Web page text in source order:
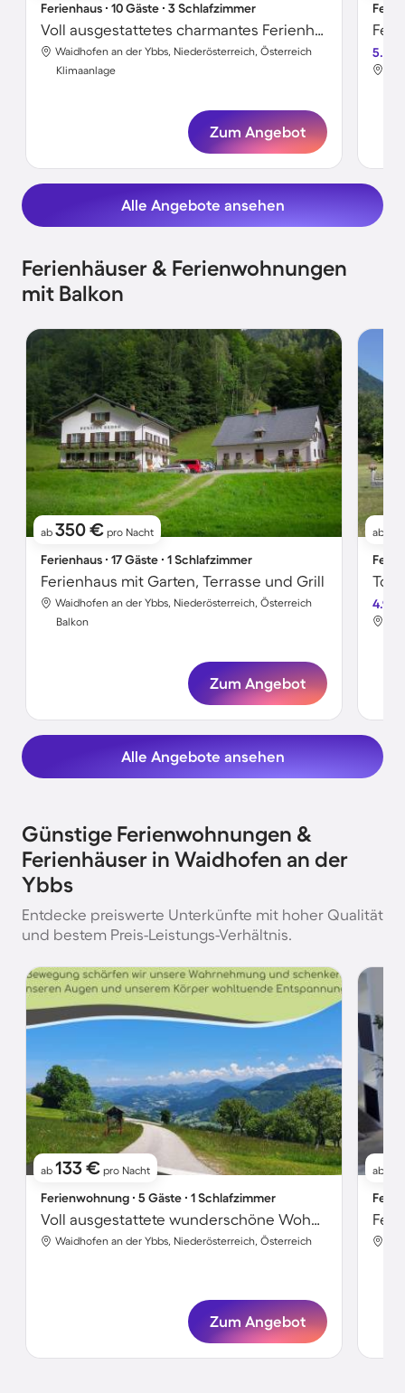
Ferienhaus ∙ 10 Gäste ∙ 3 Schlafzimmer
Voll ausgestattetes charmantes Ferienhaus mit Whirlpool, Pool und Terrasse | Ideal für Homeoffice
Waidhofen an der Ybbs, Niederösterreich, Österreich
Klimaanlage
Zum Angebot
5.0
Alle Angebote ansehen
Ferienhäuser & Ferienwohnungen
mit Balkon
ab 350 € pro Nacht
Ferienhaus ∙ 17 Gäste ∙ 1 Schlafzimmer
Ferienhaus mit Garten, Terrasse und Grill
Waidhofen an der Ybbs, Niederösterreich, Österreich
Balkon
Zum Angebot
ab
4.9
Alle Angebote ansehen
Günstige Ferienwohnungen &
Ferienhäuser in Waidhofen an der
Ybbs
Entdecke preiswerte Unterkünfte mit hoher Qualität
und bestem Preis-Leistungs-Verhältnis.
ab 133 € pro Nacht
Ferienwohnung ∙ 5 Gäste ∙ 1 Schlafzimmer
Voll ausgestattete wunderschöne Wohnung mit Terrasse, Garten und Grill
Waidhofen an der Ybbs, Niederösterreich, Österreich
Zum Angebot
ab